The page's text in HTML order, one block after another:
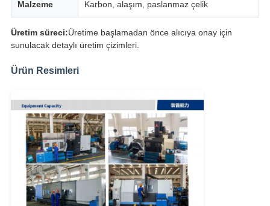
Malzeme Karbon, alaşım, paslanmaz çelik
Üretim süreci:Üretime başlamadan önce alıcıya onay için
sunulacak detaylı üretim çizimleri.
Ürün Resimleri